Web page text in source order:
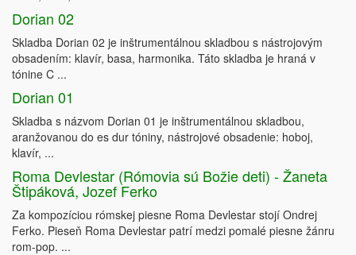
Dorian 02
Skladba Dorian 02 je inštrumentálnou skladbou s nástrojovým
obsadením: klavír, basa, harmonika. Táto skladba je hraná v
tónine C ...
Dorian 01
Skladba s názvom Dorian 01 je inštrumentálnou skladbou,
aranžovanou do es dur tóniny, nástrojové obsadenie: hoboj,
klavír, ...
Roma Devlestar (Rómovia sú Božie deti) - Žaneta
Štipáková, Jozef Ferko
Za kompozíciou rómskej piesne Roma Devlestar stojí Ondrej
Ferko. Pieseň Roma Devlestar patrí medzi pomalé piesne žánru
rom-pop. ...